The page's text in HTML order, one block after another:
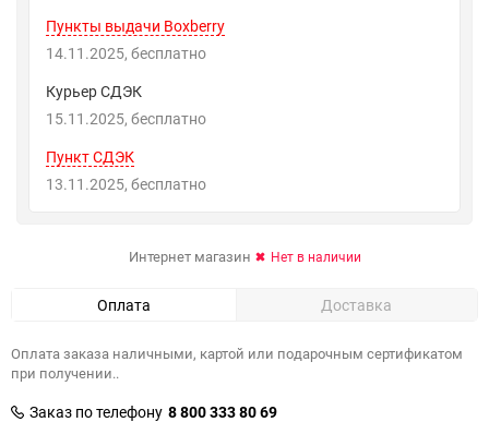
Пункты выдачи Boxberry
14.11.2025
Бесплатно
Курьер СДЭК
15.11.2025
Бесплатно
Пункт СДЭК
13.11.2025
Бесплатно
Интернет магазин Нет в наличии
Оплата Доставка
Оплата заказа наличными, картой или подарочным сертификатом
при получении..
Заказ по телефону 8 800 333 80 69